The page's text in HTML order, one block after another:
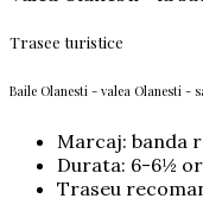
Trasee turistice
Baile Olanesti - valea Olanesti -
Marcaj: banda
Durata: 6-6½
Traseu